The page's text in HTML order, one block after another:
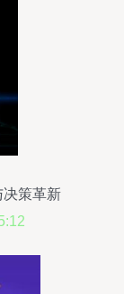
决策革新